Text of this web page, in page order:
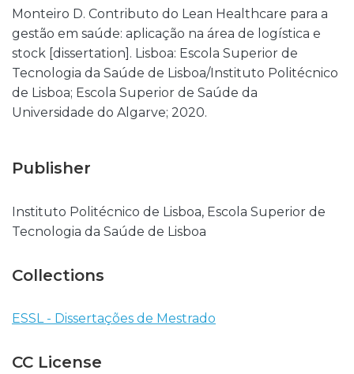
Monteiro D. Contributo do Lean Healthcare para a
gestão em saúde: aplicação na área de logística e
stock [dissertation]. Lisboa: Escola Superior de
Tecnologia da Saúde de Lisboa/Instituto Politécnico
de Lisboa; Escola Superior de Saúde da
Universidade do Algarve; 2020.
Publisher
Instituto Politécnico de Lisboa, Escola Superior de
Tecnologia da Saúde de Lisboa
Collections
ESSL - Dissertações de Mestrado
CC License